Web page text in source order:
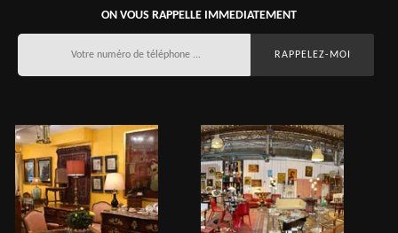
ON VOUS RAPPELLE IMMEDIATEMENT